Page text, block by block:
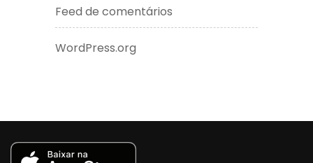
Feed de comentários
WordPress.org